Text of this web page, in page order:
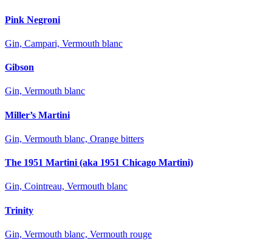
Pink Negroni
Gin, Campari, Vermouth blanc
Gibson
Gin, Vermouth blanc
Miller’s Martini
Gin, Vermouth blanc, Orange bitters
The 1951 Martini (aka 1951 Chicago Martini)
Gin, Cointreau, Vermouth blanc
Trinity
Gin, Vermouth blanc, Vermouth rouge